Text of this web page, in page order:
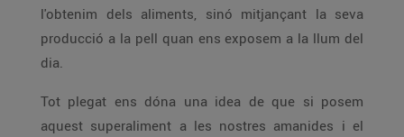
l'obtenim dels aliments, sinó mitjançant la seva
producció a la pell quan ens exposem a la llum del
dia.
Tot plegat ens dóna una idea de que si posem
aquest superaliment a les nostres amanides i el